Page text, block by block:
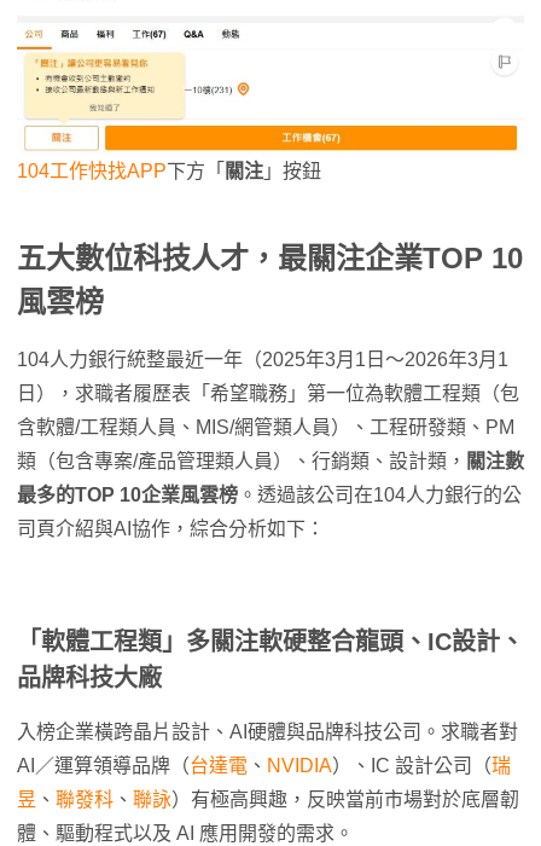
104工作快找APP下方「 關注 」按鈕
五大數位科技人才，最關注企業TOP 10
風雲榜
104人力銀行統整最近一年（2025年3月1日～2026年3月1
日），求職者履歷表「希望職務」第一位為軟體工程類（包
含軟體/工程類人員、MIS/網管類人員）、工程研發類、PM
類（包含專案/產品管理類人員）、行銷類、設計類， 關注數
最多的TOP 10企業風雲榜 。透過該公司在104人力銀行的公
司頁介紹與AI協作，綜合分析如下：
「軟體工程類」多關注軟硬整合龍頭、 IC設計、
品牌科技大廠
入榜企業橫跨晶片設計、AI硬體與品牌科技公司。求職者對
AI／運算領導品牌（台達電 、 NVIDIA）、IC 設計公司（瑞
昱 、 聯發科 、 聯詠）有極高興趣，反映當前市場對於底層韌
體、驅動程式以及 AI 應用開發的需求。